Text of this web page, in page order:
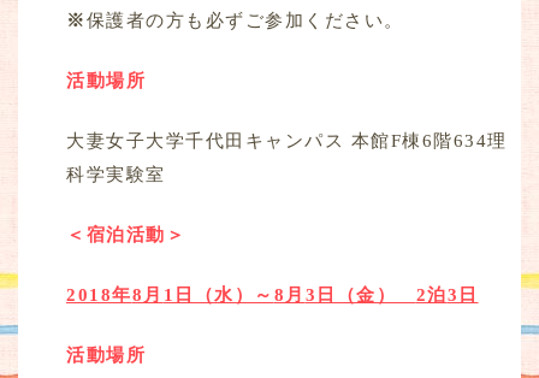
※保護者の方も必ずご参加ください。
活動場所
大妻女子大学千代田キャンパス 本館F棟6階634理
科学実験室
＜宿泊活動＞
2018年8 月 1 日（水）～ 8 月 3 日（金） 2泊3 日
活動場所